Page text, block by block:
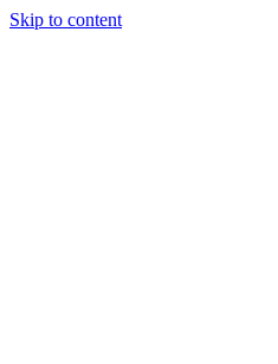
Skip to content